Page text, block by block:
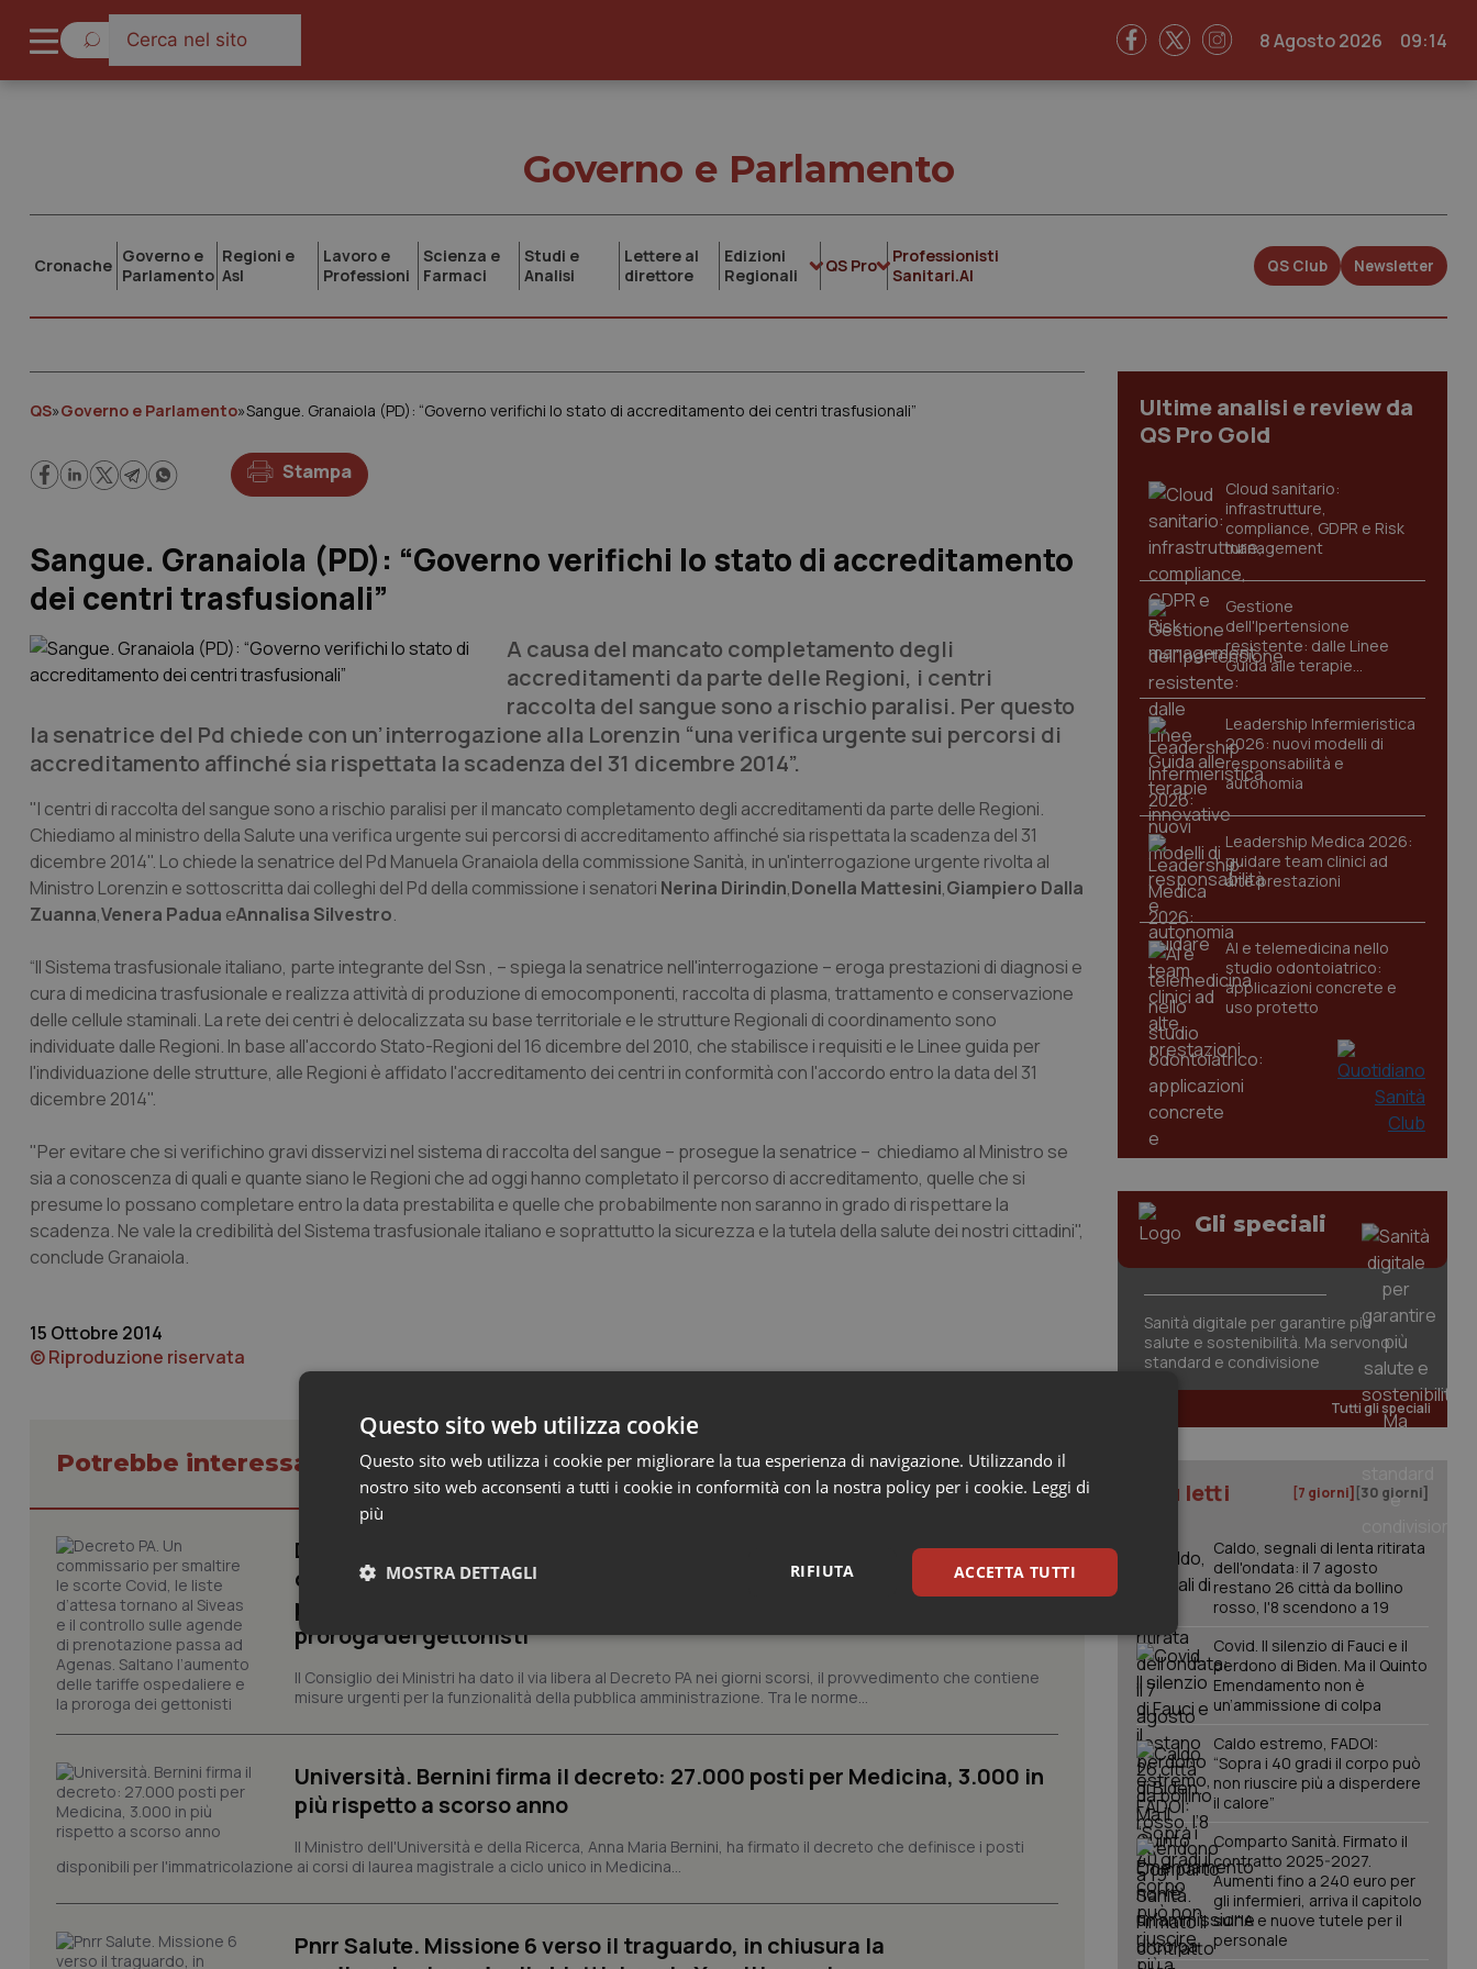
8 Agosto 2026 09:14
Governo e Parlamento
Cronache Governo e
Parlamento
Regioni e
Asl
Lavoro e
Professioni
Scienza e
Farmaci
Studi e
Analisi
Lettere al
direttore
Edizioni
Regionali
QS Pro
Professionisti
Sanitari.AI
QS Club Newsletter
QS»Governo e Parlamento»Sangue. Granaiola (PD): “Governo verifichi lo stato di accreditamento dei centri trasfusionali”
Stampa
Sangue. Granaiola (PD): “Governo verifichi lo stato di accreditamento
dei centri trasfusionali”
A causa del mancato completamento degli
accreditamenti da parte delle Regioni, i centri
raccolta del sangue sono a rischio paralisi. Per questo
la senatrice del Pd chiede con un’interrogazione alla Lorenzin “una verifica urgente sui percorsi di
accreditamento affinché sia rispettata la scadenza del 31 dicembre 2014”.
"I centri di raccolta del sangue sono a rischio paralisi per il mancato completamento degli accreditamenti da parte delle Regioni.
Chiediamo al ministro della Salute una verifica urgente sui percorsi di accreditamento affinché sia rispettata la scadenza del 31
dicembre 2014". Lo chiede la senatrice del Pd Manuela Granaiola della commissione Sanità, in un'interrogazione urgente rivolta al
Ministro Lorenzin e sottoscritta dai colleghi del Pd della commissione i senatori Nerina Dirindin,Donella Mattesini,Giampiero Dalla
Zuanna,Venera Padua eAnnalisa Silvestro.
“Il Sistema trasfusionale italiano, parte integrante del Ssn , – spiega la senatrice nell'interrogazione – eroga prestazioni di diagnosi e
cura di medicina trasfusionale e realizza attività di produzione di emocomponenti, raccolta di plasma, trattamento e conservazione
delle cellule staminali. La rete dei centri è delocalizzata su base territoriale e le strutture Regionali di coordinamento sono
individuate dalle Regioni. In base all'accordo Stato-Regioni del 16 dicembre del 2010, che stabilisce i requisiti e le Linee guida per
l'individuazione delle strutture, alle Regioni è affidato l'accreditamento dei centri in conformità con l'accordo entro la data del 31
dicembre 2014".
"Per evitare che si verifichino gravi disservizi nel sistema di raccolta del sangue – prosegue la senatrice – chiediamo al Ministro se
sia a conoscenza di quali e quante siano le Regioni che ad oggi hanno completato il percorso di accreditamento, quelle che si
presume lo possano completare entro la data prestabilita e quelle che probabilmente non saranno in grado di rispettare la
scadenza. Ne vale la credibilità del Sistema trasfusionale italiano e soprattutto la sicurezza e la tutela della salute dei nostri cittadini",
conclude Granaiola.
15 Ottobre 2014
© Riproduzione riservata
Potrebbe interessarti in Governo e Parlamento
Decreto PA. Un commissario per smaltire le scorte Covid, le liste
d’attesa tornano al Siveas e il controllo sulle agende di prenotazione
passa ad Agenas. Saltano l’aumento delle tariffe ospedaliere e la
proroga dei gettonisti
Il Consiglio dei Ministri ha dato il via libera al Decreto PA nei giorni scorsi, il provvedimento che contiene
misure urgenti per la funzionalità della pubblica amministrazione. Tra le norme...
Università. Bernini firma il decreto: 27.000 posti per Medicina, 3.000 in
più rispetto a scorso anno
Il Ministro dell'Università e della Ricerca, Anna Maria Bernini, ha firmato il decreto che definisce i posti
disponibili per l'immatricolazione ai corsi di laurea magistrale a ciclo unico in Medicina...
Pnrr Salute. Missione 6 verso il traguardo, in chiusura la
Ultime analisi e review da
QS Pro Gold
Cloud sanitario:
infrastrutture,
compliance, GDPR e Risk
management
Gestione
dell'Ipertensione
resistente: dalle Linee
Guida alle terapie
innovative
Leadership Infermieristica
2026: nuovi modelli di
responsabilità e
autonomia
Leadership Medica 2026:
guidare team clinici ad
alte prestazioni
AI e telemedicina nello
studio odontoiatrico:
applicazioni concrete e
uso protetto
Gli speciali
Sanità digitale per garantire più
salute e sostenibilità. Ma servono
standard e condivisione
Tutti gli speciali
I più letti [7 giorni] [30 giorni]
Caldo, segnali di lenta ritirata
dell'ondata: il 7 agosto
restano 26 città da bollino
rosso, l'8 scendono a 19
Covid. Il silenzio di Fauci e il
perdono di Biden. Ma il Quinto
Emendamento non è
un’ammissione di colpa
Caldo estremo, FADOI:
“Sopra i 40 gradi il corpo può
non riuscire più a disperdere
il calore”
Comparto Sanità. Firmato il
contratto 2025-2027.
Aumenti fino a 240 euro per
gli infermieri, arriva il capitolo
sull'IA e nuove tutele per il
personale
Questo sito web utilizza cookie
Questo sito web utilizza i cookie per migliorare la tua esperienza di navigazione. Utilizzando il
nostro sito web acconsenti a tutti i cookie in conformità con la nostra policy per i cookie. Leggi di
più
ACCETTA TUTTI
RIFIUTA
MOSTRA DETTAGLI
Necessari Statistici Marketing
Statistici Marketing
e l'accesso alle aree protette del sito. Il sito web non è in grado di funzionare correttamente senza questi cookie.
interazione con il sito. Registra i dati sul consenso